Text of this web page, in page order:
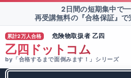
2日間の短期集中で一
再受講無料の『合格保証』で
累計2万人合格 危険物取扱者 乙四
乙四ドットコム
by「合格するまで面倒みます！」シリーズ